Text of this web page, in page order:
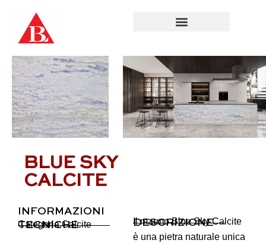
contenuto
BLUE SKY
CALCITE
INFORMAZIONI
TECNICHE
Categoria Calcite DESCRIZIONE
Il marmo Blue Sky Calcite
è una pietra naturale unica